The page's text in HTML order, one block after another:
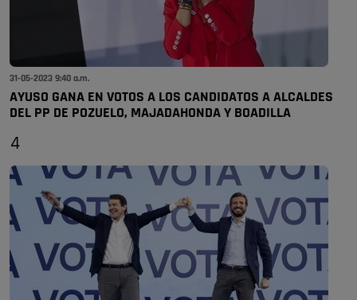
31-05-2023 9:40 a.m.
AYUSO GANA EN VOTOS A LOS CANDIDATOS A ALCALDES
DEL PP DE POZUELO, MAJADAHONDA Y BOADILLA
4